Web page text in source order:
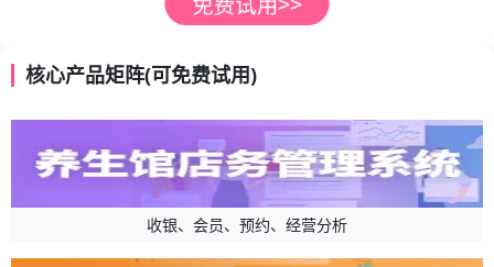
核心产品矩阵(可免费试用)
收银、会员、预约、经营分析